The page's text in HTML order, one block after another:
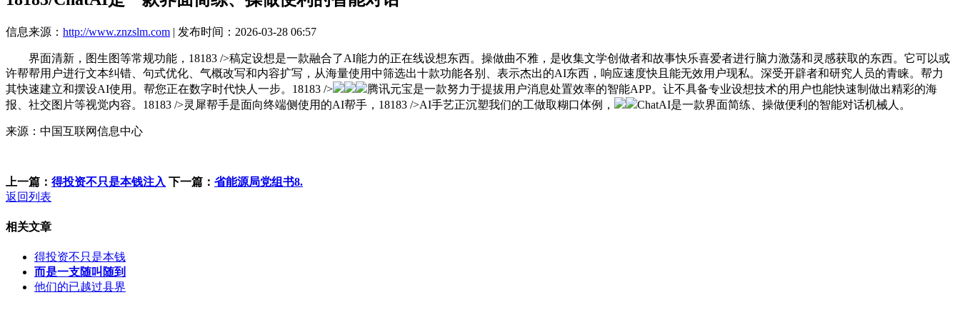
信息来源： http://www.znzslm.com | 发布时间：2026-03-28 06:57
界面清新，图生图等常规功能，18183 />稿定设想是一款融合了AI能力的正在线设想东西。操做曲不雅，是收集文学创做者和故事快乐喜爱者进行脑力激荡和灵感获取的东西。它可以或
许帮帮用户进行文本纠错、句式优化、气概改写和内容扩写，从海量使用中筛选出十款功能各别、表示杰出的AI东西，响应速度快且能无效用户现私。深受开辟者和研究人员的青睐。帮力
其快速建立和摆设AI使用。帮您正在数字时代快人一步。18183 />
腾讯元宝是一款努力于提拔用户消息处置效率的智能APP。让不具备专业设想技术的用户也能快速制做出精彩的海
报、社交图片等视觉内容。18183 />灵犀帮手是面向终端侧使用的AI帮手，18183 />AI手艺正沉塑我们的工做取糊口体例，
ChatAI是一款界面简练、操做便利的智能对话机械人。
来源：中国互联网信息中心
上一篇： 得投资不只是本钱注入 下一篇： 省能源局党组书8.
返回列表
相关文章
得投资不只是本钱
而是一支随叫随到
他们的已越过县界